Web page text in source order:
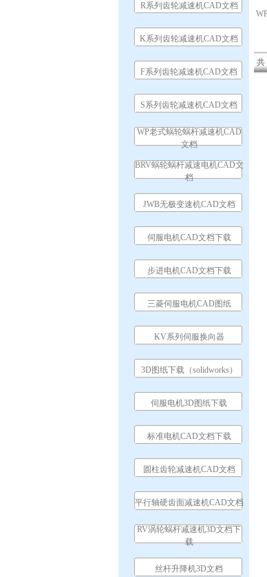
R系列齿轮减速机CAD文档
K系列齿轮减速机CAD文档
F系列齿轮减速机CAD文档
S系列齿轮减速机CAD文档
WP老式蜗轮蜗杆减速机CAD
文档
BRV蜗轮蜗杆减速电机CAD文
档
JWB无极变速机CAD文档
伺服电机CAD文档下载
步进电机CAD文档下载
三菱伺服电机CAD图纸
KV系列伺服换向器
3D图纸下载（solidworks）
伺服电机3D图纸下载
标准电机CAD文档下载
圆柱齿轮减速机CAD文档
平行轴硬齿面减速机CAD文档
RV涡轮蜗杆减速机3D文档下
载
丝杆升降机3D文档
共